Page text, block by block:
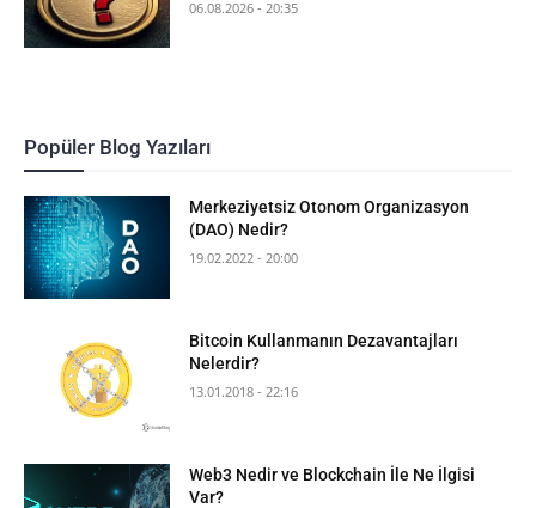
06.08.2026 - 20:35
Popüler Blog Yazıları
Merkeziyetsiz Otonom Organizasyon
(DAO) Nedir?
19.02.2022 - 20:00
Bitcoin Kullanmanın Dezavantajları
Nelerdir?
13.01.2018 - 22:16
Web3 Nedir ve Blockchain İle Ne İlgisi
Var?